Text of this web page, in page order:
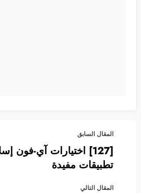
المقال السابق
[127] اختيارات آي-فون
تطبيقات مفيدة
المقال التالي